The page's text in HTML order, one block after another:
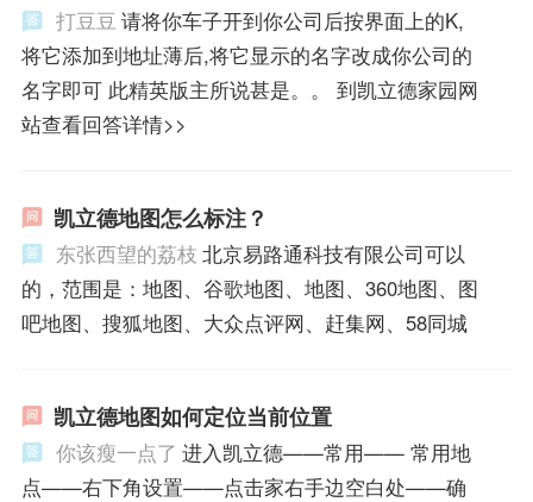
打豆豆 请将你车子开到你公司后按界面上的K,
将它添加到地址薄后,将它显示的名字改成你公司的
名字即可 此精英版主所说甚是。。 到凯立德家园网
站查看回答详情>>
凯立德地图怎么标注？
东张西望的荔枝 北京易路通科技有限公司可以
的，范围是：地图、谷歌地图、地图、360地图、图
吧地图、搜狐地图、大众点评网、赶集网、58同城
凯立德地图如何定位当前位置
你该瘦一点了 进入凯立德——常用—— 常用地
点——右下角设置——点击家右手边空白处——确